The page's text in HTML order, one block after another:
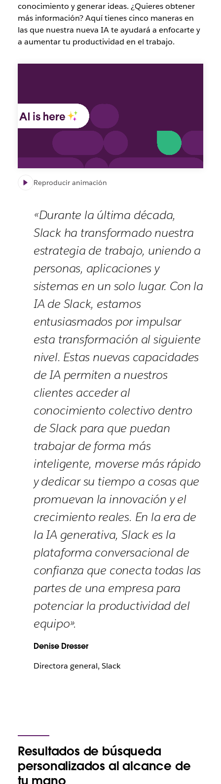
conocimiento y generar ideas. ¿Quieres obtener
más información? Aquí tienes cinco maneras en
las que nuestra nueva IA te ayudará a enfocarte y
a aumentar tu productividad en el trabajo.
búsqueda
de
la
Reproducir animación
«Durante la última década,
Slack ha transformado nuestra
estrategia de trabajo, uniendo a
personas, aplicaciones y
sistemas en un solo lugar. Con la
IA de Slack, estamos
entusiasmados por impulsar
esta transformación al siguiente
nivel. Estas nuevas capacidades
de IA permiten a nuestros
clientes acceder al
conocimiento colectivo dentro
de Slack para que puedan
trabajar de forma más
inteligente, moverse más rápido
y dedicar su tiempo a cosas que
promuevan la innovación y el
crecimiento reales. En la era de
la IA generativa, Slack es la
plataforma conversacional de
confianza que conecta todas las
partes de una empresa para
potenciar la productividad del
equipo».
Denise Dresser
Directora general, Slack
Resultados de búsqueda
personalizados al alcance de
tu mano